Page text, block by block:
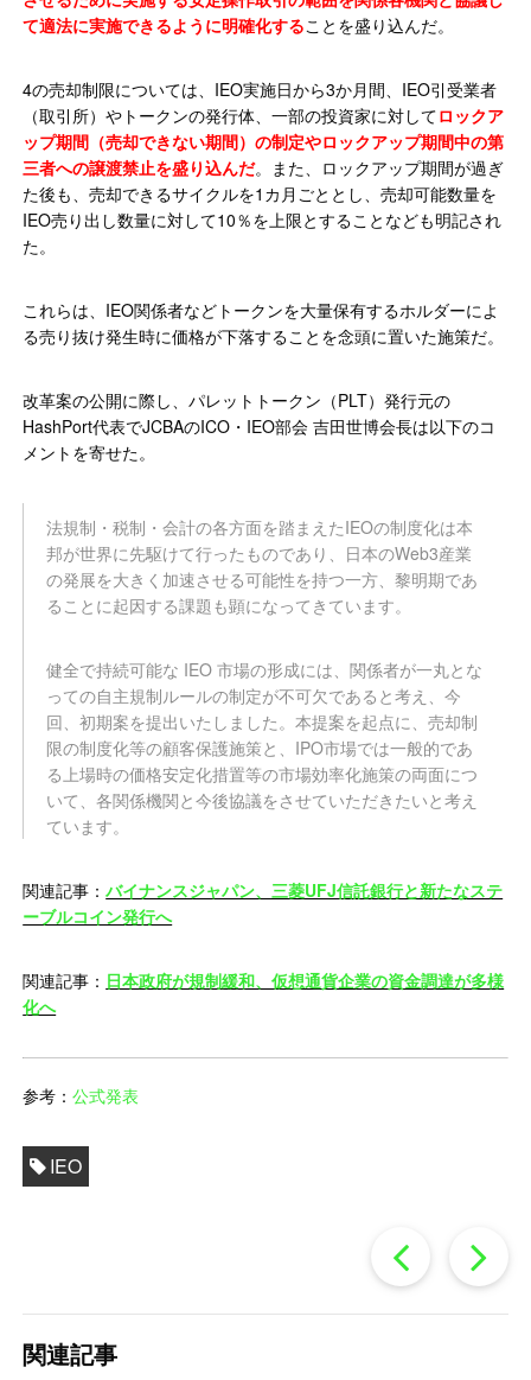
て適法に実施できるように明確化することを盛り込んだ。
4の売却制限については、IEO実施日から3か月間、IEO引受業者
（取引所）やトークンの発行体、一部の投資家に対してロックア
ップ期間（売却できない期間）の制定やロックアップ期間中の第
三者への譲渡禁止を盛り込んだ。また、ロックアップ期間が過ぎ
た後も、売却できるサイクルを1カ月ごととし、売却可能数量を
IEO売り出し数量に対して10％を上限とすることなども明記され
た。
これらは、IEO関係者などトークンを大量保有するホルダーによ
る売り抜け発生時に価格が下落することを念頭に置いた施策だ。
改革案の公開に際し、パレットトークン（PLT）発行元の
HashPort代表でJCBAのICO・IEO部会 吉田世博会長は以下のコ
メントを寄せた。
法規制・税制・会計の各方面を踏まえたIEOの制度化は本
邦が世界に先駆けて行ったものであり、日本のWeb3産業
の発展を大きく加速させる可能性を持つ一方、黎明期であ
ることに起因する課題も顕になってきています。
健全で持続可能な IEO 市場の形成には、関係者が一丸とな
っての自主規制ルールの制定が不可欠であると考え、今
回、初期案を提出いたしました。本提案を起点に、売却制
限の制度化等の顧客保護施策と、IPO市場では一般的であ
る上場時の価格安定化措置等の市場効率化施策の両面につ
いて、各関係機関と今後協議をさせていただきたいと考え
ています。
関連記事：バイナンスジャパン、三菱UFJ信託銀行と新たなステ
ーブルコイン発行へ
関連記事： 日本政府が規制緩和、仮想通貨企業の資金調達が多様
化へ
参考：公式発表
IEO
過
去
関連記事